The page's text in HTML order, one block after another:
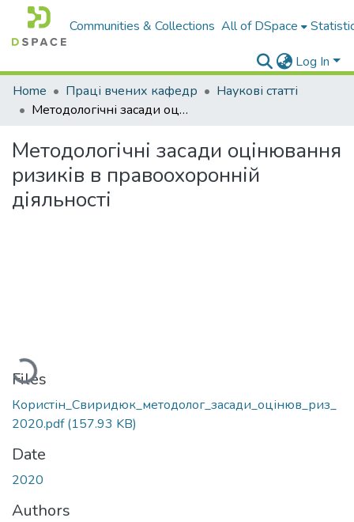
Communities & Collections All of DSpace
Log In
Home
Праці вчених кафедр
Наукові статті
Методологічні засади оцінювання ризиків в правоохоронній діяльності
Методологічні засади оцінювання
ризиків в правоохоронній
діяльності
Loading...
Files
Користін_Свиридюк_методолог_засади_оцінюв_риз_
2020.pdf(157.93 KB)
Date
2020
Authors